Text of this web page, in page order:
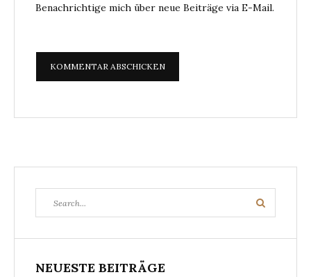
Benachrichtige mich über neue Beiträge via E-Mail.
for:
Search
NEUESTE BEITRÄGE